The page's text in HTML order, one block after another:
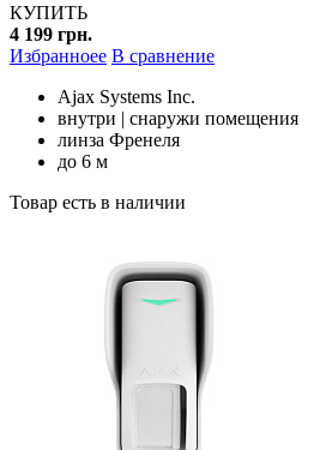
КУПИТЬ
4 199 грн.
Избранноее В сравнение
Ajax Systems Inc.
внутри | снаружи помещения
линза Френеля
до 6 м
Товар есть в наличии